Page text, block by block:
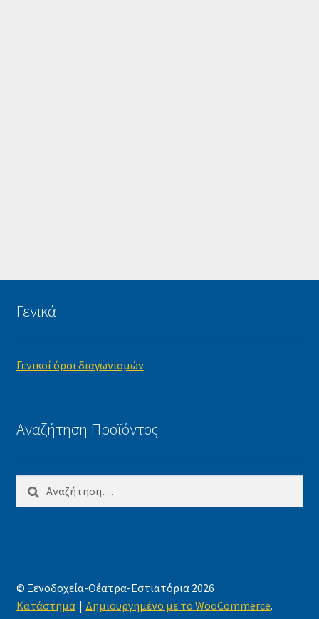
Γενικά
Γενικοί όροι διαγωνισμών
Αναζήτηση Προϊόντος
για:
© Ξενοδοχεία-Θέατρα-Εστιατόρια 2026
Κατάστημα
Δημιουργημένο με το WooCommerce.